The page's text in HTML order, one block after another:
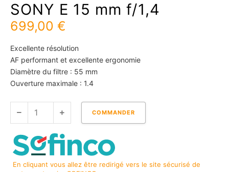
SONY E 15 mm f/1,4
699,00 €
Excellente résolution
AF performant et excellente ergonomie
Diamètre du filtre : 55 mm
Ouverture maximale : 1.4
E
15
mm
COMMANDER
En cliquant vous allez être redirigé vers le site sécurisé de